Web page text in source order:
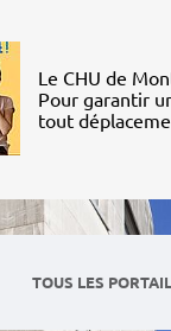
Le CHU de
Pour garantir
tout
TOUS LES